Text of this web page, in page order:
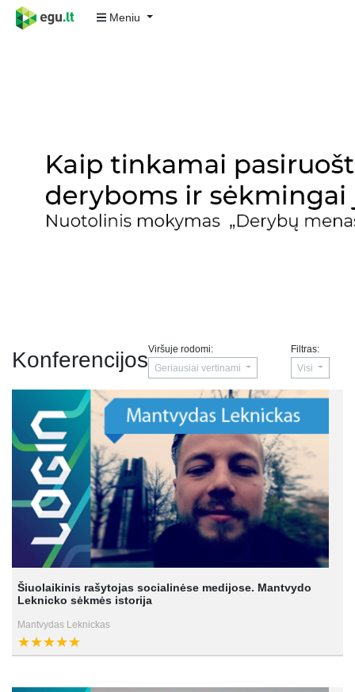
Meniu
KonferencijosViršuje rodomi:
Geriausiai vertinami
Filtras:
Visi
Šiuolaikinis rašytojas socialinėse medijose. Mantvydo
Leknicko sėkmės istorija
Mantvydas Leknickas